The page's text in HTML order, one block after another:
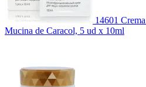
14601
Mucina de Caracol, 5 ud x 10ml